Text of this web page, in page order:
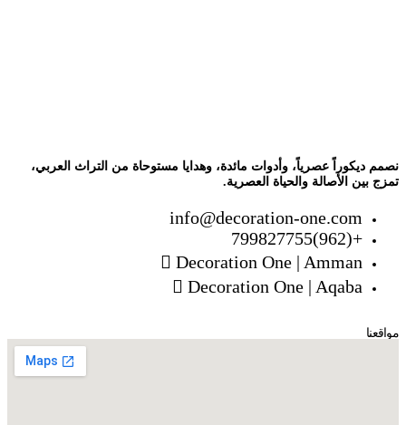
نصمم ديكوراً عصرياً، وأدوات مائدة، وهدايا مستوحاة من التراث العربي،
تمزج بين الأصالة والحياة العصرية.
info@decoration-one.com
+(962)799827755
Decoration One | Amman
Decoration One | Aqaba
مواقعنا